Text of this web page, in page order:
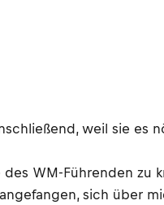
weil sie es
WM-Führenden zu
sich über